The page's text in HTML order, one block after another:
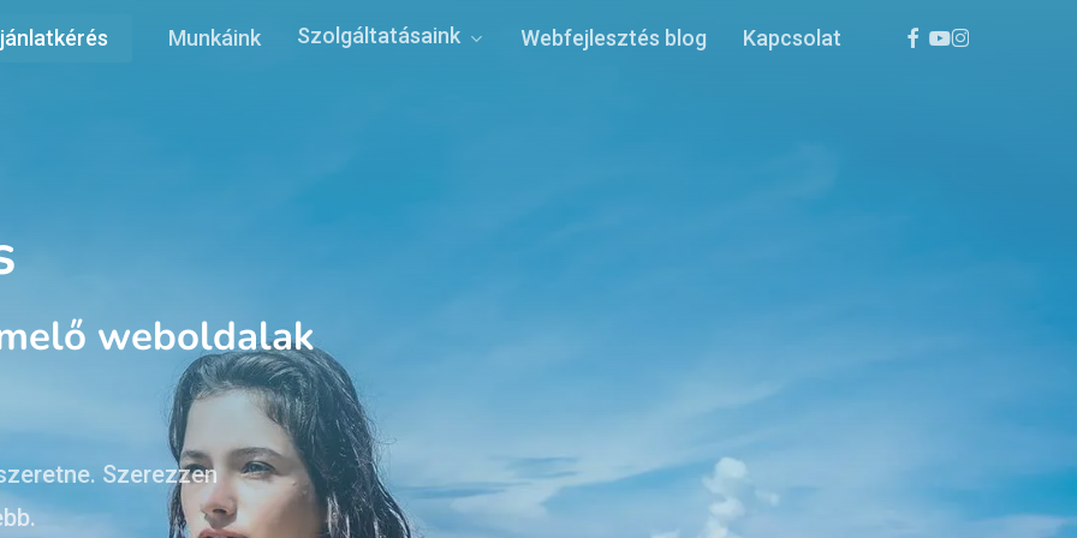
Munkáink Szolgáltatásaink Webfejlesztés blog Kapcsolat facebook
youtube
instagram
weboldalak
Szerezzen